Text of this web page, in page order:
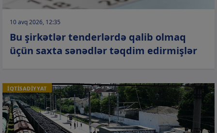
10 avq 2026, 12:35
Bu şirkətlər tenderlərdə qalib olmaq
üçün saxta sənədlər təqdim edirmişlər
İQTİSADİYYAT